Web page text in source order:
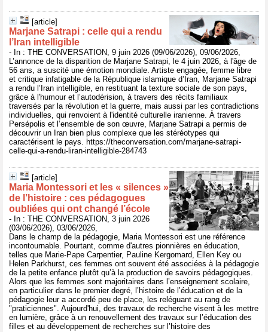
[article]
Marjane Satrapi : celle qui a rendu
l’Iran intelligible
- In : THE CONVERSATION, 9 juin 2026 (09/06/2026), 09/06/2026,
L’annonce de la disparition de Marjane Satrapi, le 4 juin 2026, à l'âge de
56 ans, a suscité une émotion mondiale. Artiste engagée, femme libre
et critique infatigable de la République islamique d’Iran, Marjane Satrapi
a rendu l’Iran intelligible, en restituant la texture sociale de son pays,
grâce à l'humour et l’autodérision, à travers des récits familiaux
traversés par la révolution et la guerre, mais aussi par les contradictions
individuelles, qui renvoient à l'identité culturelle iranienne. À travers
Persépolis et l’ensemble de son œuvre, Marjane Satrapi a permis de
découvrir un Iran bien plus complexe que les stéréotypes qui
caractérisent le pays. https://theconversation.com/marjane-satrapi-
celle-qui-a-rendu-liran-intelligible-284743
[article]
Maria Montessori et les « silences »
de l’histoire : ces pédagogues
oubliées qui ont changé l’école
- In : THE CONVERSATION, 3 juin 2026
(03/06/2026), 03/06/2026,
Dans le champ de la pédagogie, Maria Montessori est une référence
incontournable. Pourtant, comme d'autres pionnières en éducation,
telles que Marie-Pape Carpentier, Pauline Kergomard, Ellen Key ou
Helen Parkhurst, ces femmes ont souvent été associées à la pédagogie
de la petite enfance plutôt qu’à la production de savoirs pédagogiques.
Alors que les femmes sont majoritaires dans l’enseignement scolaire,
en particulier dans le premier degré, l’histoire de l’éducation et de la
pédagogie leur a accordé peu de place, les reléguant au rang de
"praticiennes". Aujourd'hui, des travaux de recherche visent à les mettre
en lumière, grâce à un renouvellement des travaux sur l’éducation des
filles et au développement de recherches sur l’histoire des